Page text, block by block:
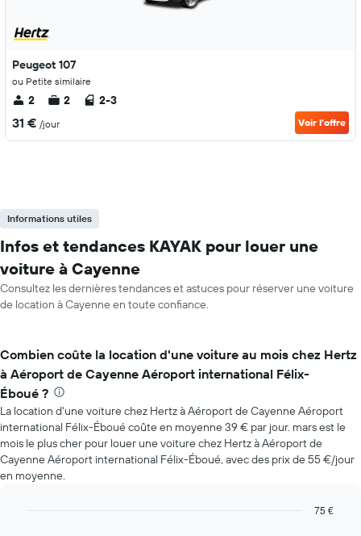
Peugeot 107
ou Petite similaire
2 2 2-3
31 € /jour Voir l’offre
Informations utiles
Infos et tendances KAYAK pour louer une
voiture à Cayenne
Consultez les dernières tendances et astuces pour réserver une voiture
de location à Cayenne en toute confiance.
Combien coûte la location d'une voiture au mois chez Hertz
à Aéroport de Cayenne Aéroport international Félix-
Éboué ?
La location d'une voiture chez Hertz à Aéroport de Cayenne Aéroport
international Félix-Éboué coûte en moyenne 39 € par jour. mars est le
mois le plus cher pour louer une voiture chez Hertz à Aéroport de
Cayenne Aéroport international Félix-Éboué, avec des prix de 55 €/jour
en moyenne.
75 €